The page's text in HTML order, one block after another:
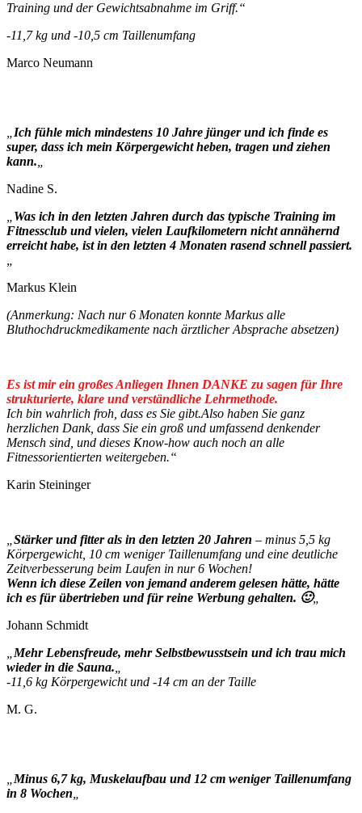
Training und der Gewichtsabnahme im Griff.“
-11,7 kg und -10,5 cm Taillenumfang
Marco Neumann
„Ich fühle mich mindestens 10 Jahre jünger und ich finde es
super, dass ich mein Körpergewicht heben, tragen und ziehen
kann.„
Nadine S.
„Was ich in den letzten Jahren durch das typische Training im
Fitnessclub und vielen, vielen Laufkilometern nicht annähernd
erreicht habe, ist in den letzten 4 Monaten rasend schnell passiert.
„
Markus Klein
(Anmerkung: Nach nur 6 Monaten konnte Markus alle
Bluthochdruckmedikamente nach ärztlicher Absprache absetzen)
Es ist mir ein großes Anliegen Ihnen DANKE zu sagen für Ihre
strukturierte, klare und verständliche Lehrmethode.
Ich bin wahrlich froh, dass es Sie gibt.Also haben Sie ganz
herzlichen Dank, dass Sie ein groß und umfassend denkender
Mensch sind, und dieses Know-how auch noch an alle
Fitnessorientierten weitergeben.“
Karin Steininger
„Stärker und fitter als in den letzten 20 Jahren – minus 5,5 kg
Körpergewicht, 10 cm weniger Taillenumfang und eine deutliche
Zeitverbesserung beim Laufen in nur 6 Wochen!
Wenn ich diese Zeilen von jemand anderem gelesen hätte, hätte
ich es für übertrieben und für reine Werbung gehalten. 🙂„
Johann Schmidt
„Mehr Lebensfreude, mehr Selbstbewusstsein und ich trau mich
wieder in die Sauna.„
-11,6 kg Körpergewicht und -14 cm an der Taille
M. G.
„Minus 6,7 kg, Muskelaufbau und 12 cm weniger Taillenumfang
in 8 Wochen„